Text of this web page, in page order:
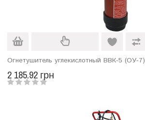
Огнетушитель углекислотный ВВК-5 (ОУ-7)
2 185.92 грн